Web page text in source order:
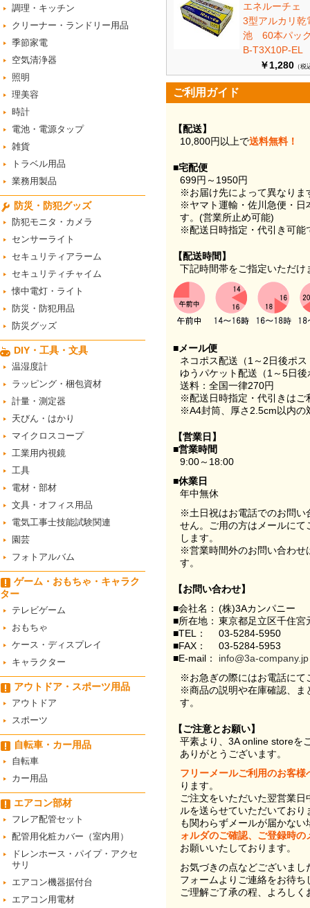
調理・キッチン
クリーナー・ランドリー用品
季節家電
空気清浄器
照明
理美容
時計
電池・電源タップ
雑貨
トラベル用品
業務用製品
防災・防犯グッズ
防犯モニタ・カメラ
センサーライト
セキュリティアラーム
セキュリティチャイム
懐中電灯・ライト
防災・防犯用品
防災グッズ
DIY・工具・文具
温湿度計
ラッピング・梱包資材
計量・測定器
天びん・はかり
マイクロスコープ
工業用内視鏡
工具
電材・部材
文具・オフィス用品
電気工事士技能試験関連
園芸
フォトアルバム
ゲーム・おもちゃ・キャラク
ター
テレビゲーム
おもちゃ
ケース・ディスプレイ
キャラクター
アウトドア・スポーツ用品
アウトドア
スポーツ
自転車・カー用品
自転車
カー用品
エアコン部材
フレア配管セット
配管用化粧カバー（室内用）
ドレンホース・パイプ・アクセ
サリ
エアコン機器据付台
エアコン用電材
エネルーチェ
3型アルカリ乾
池 60本パ
B-T3X10P-EL
￥1,280 （税
ご利用ガイド
【配送】
10,800円以上で送料無料！
■宅配便
699円～1950円
※お届け先によって異なりま
※ヤマト運輸・佐川急便・日
す。(営業所止め可能)
※配送日時指定・代引き可能
【配送時間】
下記時間帯をご指定いただけ
■メール便
ネコポス配送（1～2日後ポ
ゆうパケット配送（1～5日
送料：全国一律270円
※配送日時指定・代引きはご
※A4封筒、厚さ2.5cm以内の
【営業日】
■営業時間
9:00～18:00
■休業日
年中無休
※土日祝はお電話でのお問い
せん。ご用の方はメールに
します。
※営業時間外のお問い合わせ
す。
【お問い合わせ】
■会社名： (株)3Aカンパニー
■所在地： 東京都足立区千住
■TEL：
03-5284-5950
■FAX：
03-5284-5953
■E-mail：
info@3a-company.jp
※お急ぎの際にはお電話にて
※商品の説明や在庫確認、ま
す。
【ご注意とお願い】
平素より、3A online storeを
ありがとうございます。
フリーメールご利用のお客様
ります。
ご注文をいただいた翌営業
ルを送らせていただいてお
も関わらずメールが届かない
ォルダのご確認、ご登録時
お願いいたしております。
お気づきの点などございま
フォームよりご連絡をお待ち
ご理解ご了承の程、よろし